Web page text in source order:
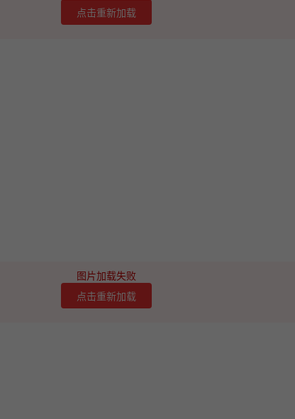
点击重新加载
图片加载失败
点击重新加载